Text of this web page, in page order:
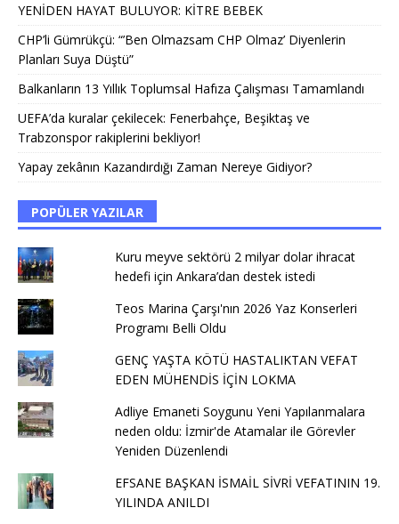
YENİDEN HAYAT BULUYOR: KİTRE BEBEK
CHP’li Gümrükçü: “’Ben Olmazsam CHP Olmaz’ Diyenlerin
Planları Suya Düştü”
Balkanların 13 Yıllık Toplumsal Hafıza Çalışması Tamamlandı
UEFA’da kuralar çekilecek: Fenerbahçe, Beşiktaş ve
Trabzonspor rakiplerini bekliyor!
Yapay zekânın Kazandırdığı Zaman Nereye Gidiyor?
POPÜLER YAZILAR
Kuru meyve sektörü 2 milyar dolar ihracat
hedefi için Ankara’dan destek istedi
Teos Marina Çarşı'nın 2026 Yaz Konserleri
Programı Belli Oldu
GENÇ YAŞTA KÖTÜ HASTALIKTAN VEFAT
EDEN MÜHENDİS İÇİN LOKMA
Adliye Emaneti Soygunu Yeni Yapılanmalara
neden oldu: İzmir'de Atamalar ile Görevler
Yeniden Düzenlendi
EFSANE BAŞKAN İSMAİL SİVRİ VEFATININ 19.
YILINDA ANILDI